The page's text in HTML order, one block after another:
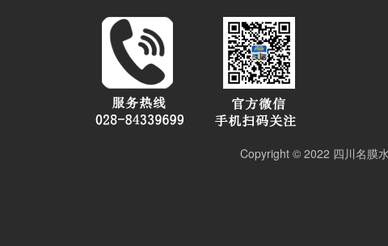
Copyright © 2022 四川名膜